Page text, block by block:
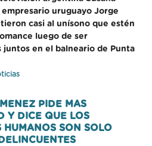
uruguayo Jorge
casi al unísono que estén
luego de ser
juntos en el balneario de Punta
PIDE MAS
Y DICE QUE LOS
HUMANOS SON SOLO